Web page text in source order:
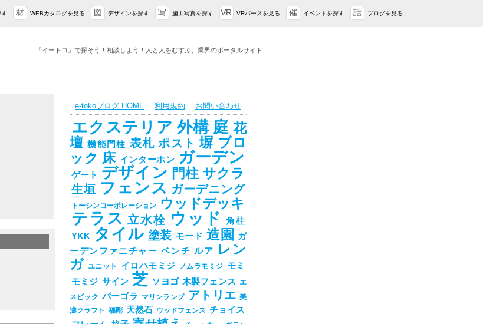
す 材 WEBカタログを見る 図 デザインを探す 写 施工写真を探す VR VRパースを見る 催 イベントを探す 話 ブログを見る
「イートコ」で探そう！相談しよう！人と人をむすぶ、業界のポータルサイト
e-tokoブログ HOME 利用規約 お問い合わせ
エクステリア 外構 庭 花
壇 機能門柱 表札 ポスト 塀 ブロ
ック 床 インターホン ガーデン
ゲート デザイン 門柱 サクラ
生垣 フェンス ガーデニング
トーシンコーポレーション ウッドデッキ
テラス 立水栓 ウッド
角柱
YKK タイル 塗装 モード 造園
ガ
ーデンファニチャー ベンチ ルア
レン
ガ ユニット イロハモミジ ノムラモミジ モミ
モミジ サイン 芝 ソヨゴ 木製フェンス エ
スビック パーゴラ マリンランプ アトリエ 美
濃クラフト 福彫 天然石 ウッドフェンス チョイス